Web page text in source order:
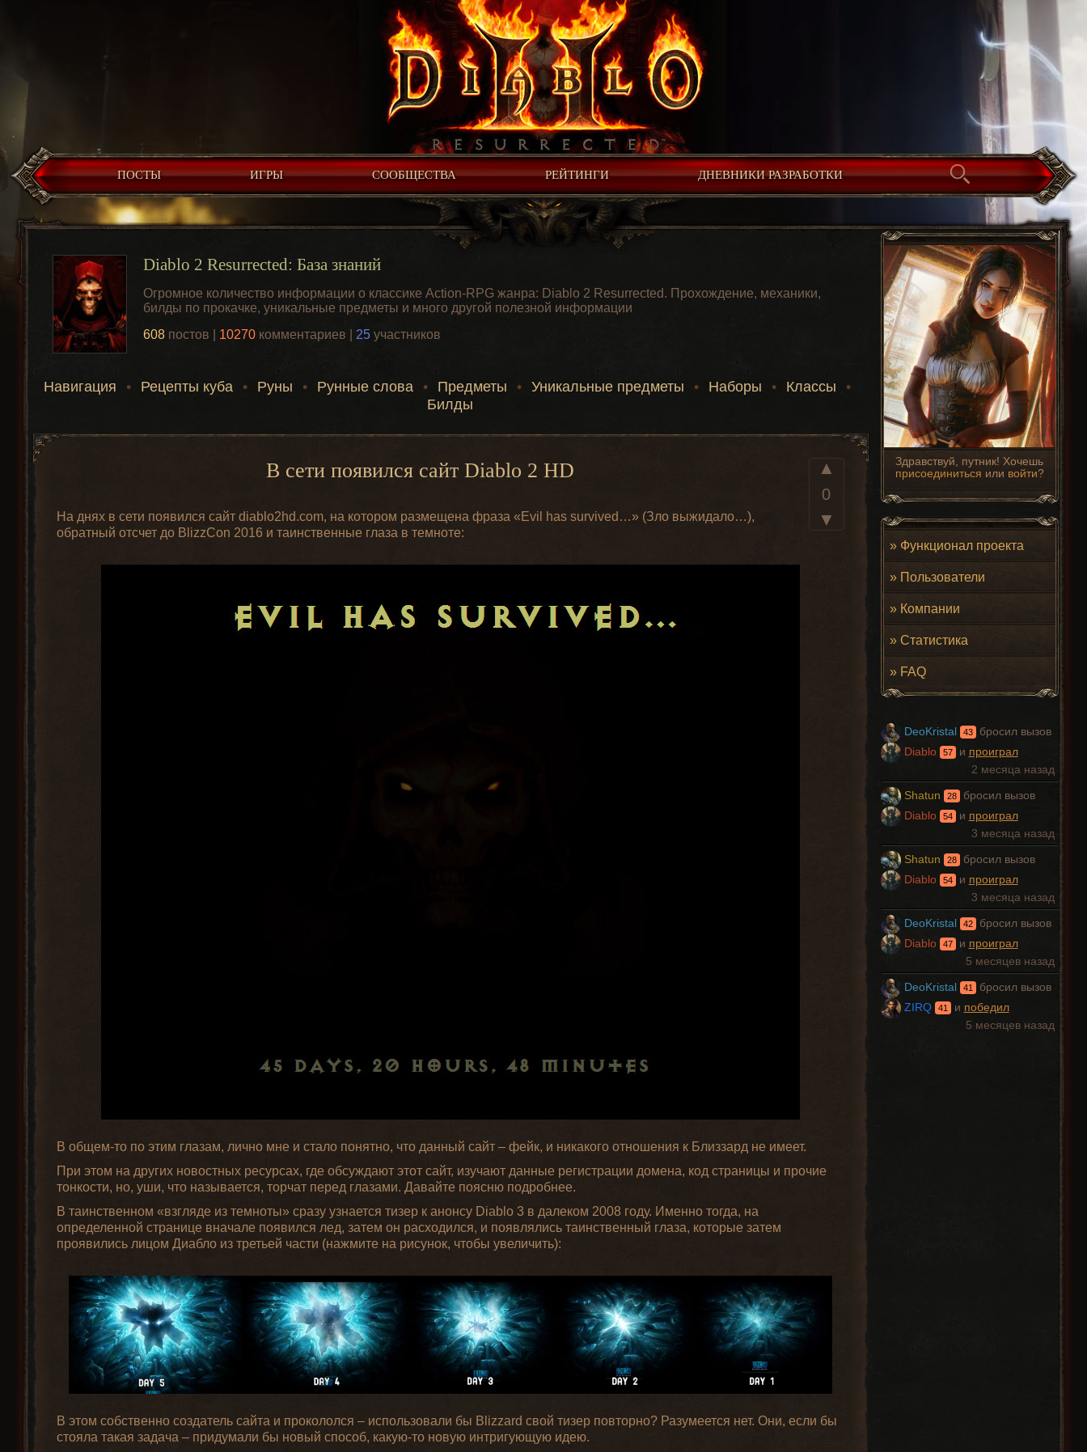
ПОСТЫ ИГРЫ СООБЩЕСТВА РЕЙТИНГИ ДНЕВНИКИ РАЗРАБОТКИ
Здравствуй, путник! Хочешь
присоединиться или войти?
» Функционал проекта
» Пользователи
» Компании
» Статистика
» FAQ
DeoKristal 43 бросил вызов
Diablo
57 и проиграл
2 месяца назад
Shatun 28 бросил вызов
Diablo
54 и проиграл
3 месяца назад
Shatun 28 бросил вызов
Diablo
54 и проиграл
3 месяца назад
DeoKristal 42 бросил вызов
Diablo
47 и проиграл
5 месяцев назад
DeoKristal 41 бросил вызов
ZIRQ
41 и победил
5 месяцев назад
Diablo 2 Resurrected: База знаний
Огромное количество информации о классике Action-RPG жанра: Diablo 2 Resurrected. Прохождение, механики,
билды по прокачке, уникальные предметы и много другой полезной информации
608 постов | 10270 комментариев | 25 участников
Навигация • Рецепты куба • Руны • Рунные слова • Предметы • Уникальные предметы • Наборы • Классы
•
Билды
▲
0
▼
В сети появился сайт Diablo 2 HD
На днях в сети появился сайт diablo2hd.com, на котором размещена фраза «Evil has survived…» (Зло выжидало…),
обратный отсчет до BlizzCon 2016 и таинственные глаза в темноте:
В общем-то по этим глазам, лично мне и стало понятно, что данный сайт – фейк, и никакого отношения к Близзард не имеет.
При этом на других новостных ресурсах, где обсуждают этот сайт, изучают данные регистрации домена, код страницы и прочие
тонкости, но, уши, что называется, торчат перед глазами. Давайте поясню подробнее.
В таинственном «взгляде из темноты» сразу узнается тизер к анонсу Diablo 3 в далеком 2008 году. Именно тогда, на
определенной странице вначале появился лед, затем он расходился, и появлялись таинственный глаза, которые затем
проявились лицом Диабло из третьей части (нажмите на рисунок, чтобы увеличить):
В этом собственно создатель сайта и прокололся – использовали бы Blizzard свой тизер повторно? Разумеется нет. Они, если бы
стояла такая задача – придумали бы новый способ, какую-то новую интригующую идею.